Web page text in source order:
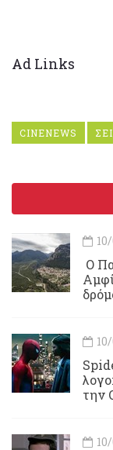
Ad Links
CINENEWS
Ο
την